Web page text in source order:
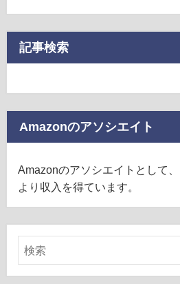
記事検索
Amazonのアソシエイト
Amazonのアソシエイトとして
より収入を得ています。